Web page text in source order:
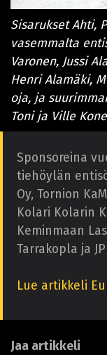
Sisarukset Ahti,
vasemmalta
Varonen, Jussi
Henri Alamäki,
oja, ja
Toni ja Ville
Sponsoreina
tiehöylän
Oy, Tornion
Kolari Kolarin
Keminmaan
Tarrakopla ja
Lue artikkeli
Jaa artikkeli